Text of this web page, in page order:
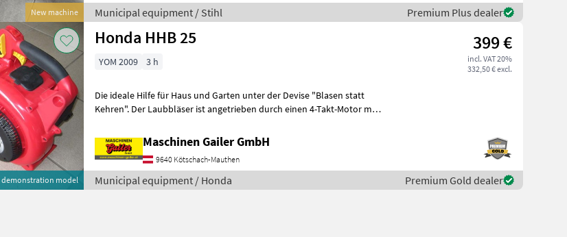
New machine Municipal equipment / Stihl Premium Plus dealer
demonstration model
Honda HHB 25 399 €
incl. VAT 20%
332,50 € excl.
YOM 2009 3 h
Die ideale Hilfe für Haus und Garten unter der Devise "Blasen statt
Kehren". Der Laubbläser ist angetrieben durch einen 4-Takt-Motor mit
Maschinen Gailer GmbH
9640 Kötschach-Mauthen
Municipal equipment / Honda Premium Gold dealer